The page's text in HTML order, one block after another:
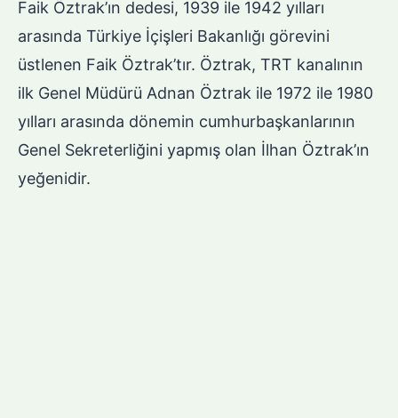
Faik Öztrak’ın dedesi, 1939 ile 1942 yılları
arasında Türkiye İçişleri Bakanlığı görevini
üstlenen Faik Öztrak’tır. Öztrak, TRT kanalının
ilk Genel Müdürü Adnan Öztrak ile 1972 ile 1980
yılları arasında dönemin cumhurbaşkanlarının
Genel Sekreterliğini yapmış olan İlhan Öztrak’ın
yeğenidir.